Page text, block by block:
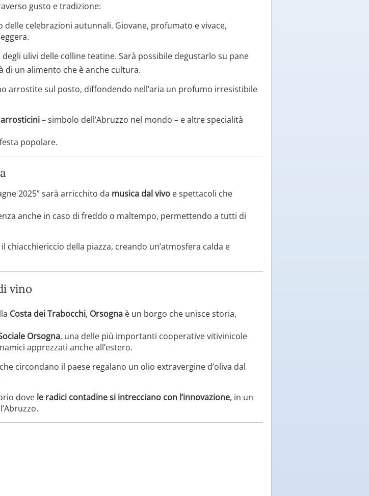
gusto e tradizione:
delle celebrazioni autunnali. Giovane, profumato e vivace,
ulivi delle colline teatine. Sarà possibile degustarlo su pane
di un alimento che è anche cultura.
arrostite sul posto, diffondendo nell’aria un profumo irresistibile
arrosticini– simbolo dell’Abruzzo nel mondo – e altre specialità
popolare.
2025” sarà arricchito da musica dal vivo e spettacoli che
anche in caso di freddo o maltempo, permettendo a tutti di
della piazza, creando un’atmosfera calda e
vino
Costa dei Trabocchi, Orsogna è un borgo che unisce storia,
Orsogna, una delle più importanti cooperative vitivinicole
apprezzati anche all’estero.
circondano il paese regalano un olio extravergine d’oliva dal
dove le radici contadine si intrecciano con l’innovazione, in un